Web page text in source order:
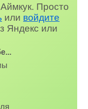
Просто
или войдите
Яндекс или